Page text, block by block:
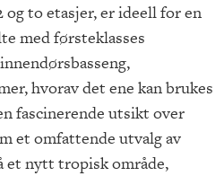
og to etasjer, er ideell for en
med førsteklasses
hvorav det ene kan brukes
fascinerende utsikt over
et omfattende utvalg av
et nytt tropisk område,